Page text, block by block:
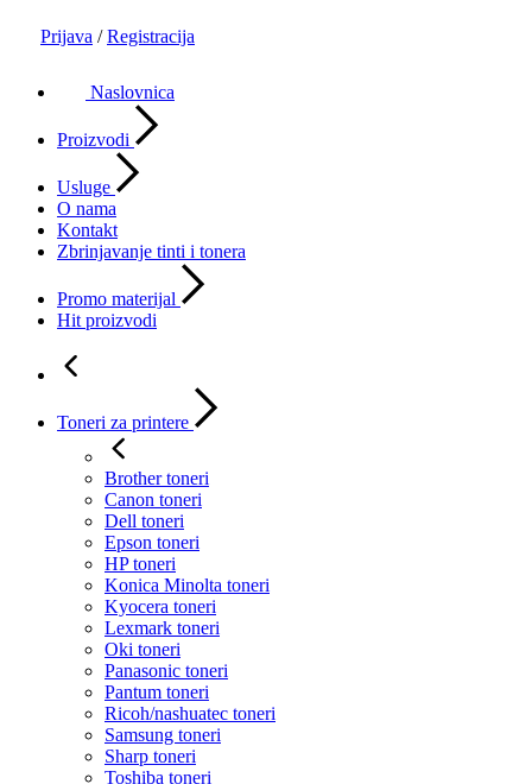
Prijava / Registracija
Naslovnica
Proizvodi
Usluge
O nama
Kontakt
Zbrinjavanje tinti i tonera
Promo materijal
Hit proizvodi
Toneri za printere
Brother toneri
Canon toneri
Dell toneri
Epson toneri
HP toneri
Konica Minolta toneri
Kyocera toneri
Lexmark toneri
Oki toneri
Panasonic toneri
Pantum toneri
Ricoh/nashuatec toneri
Samsung toneri
Sharp toneri
Toshiba toneri